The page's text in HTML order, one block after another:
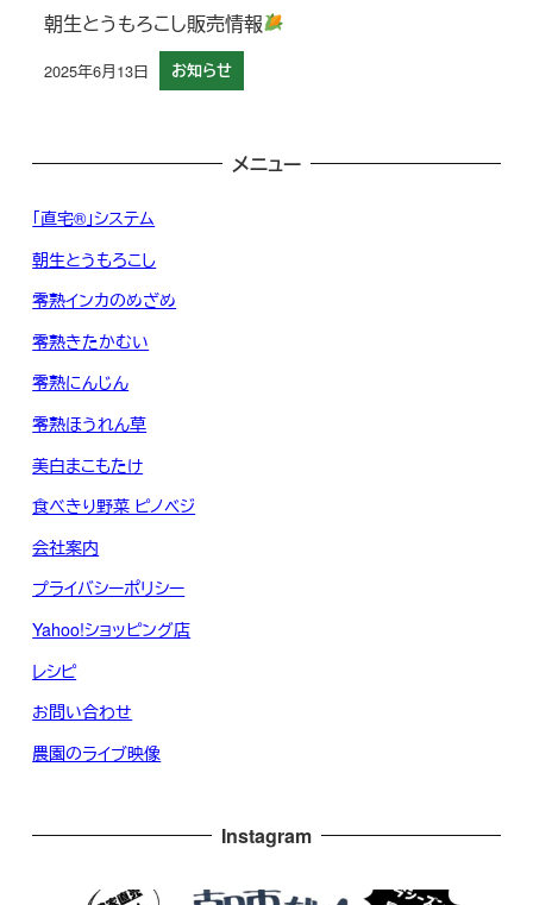
朝生とうもろこし販売情報
投稿日
2025年6月13日 お知らせ
メニュー
「直宅®」システム
朝生とうもろこし
零熟インカのめざめ
零熟きたかむい
零熟にんじん
零熟ほうれん草
美白まこもたけ
食べきり野菜 ピノベジ
会社案内
プライバシーポリシー
Yahoo!ショッピング店
レシピ
お問い合わせ
農園のライブ映像
Instagram